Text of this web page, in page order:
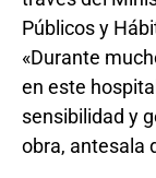
Públicos y
«Durante
en este
sensibilidad y
obra, antesala